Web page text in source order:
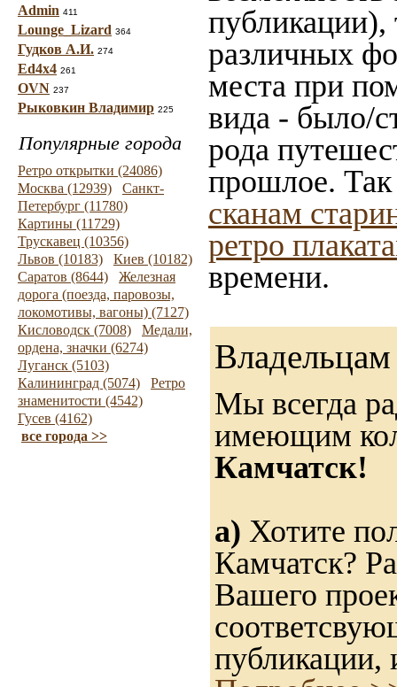
Admin 411
Lounge_Lizard 364
Гудков А.И. 274
Ed4x4 261
OVN 237
Рыковкин Владимир 225
Популярные города
Ретро открытки (24086)
Москва (12939)
Санкт-
Петербург (11780)
Картины (11729)
Трускавец (10356)
Львов (10183)
Киев (10182)
Саратов (8644)
Железная
дорога (поезда, паровозы,
локомотивы, вагоны) (7127)
Кисловодск (7008)
Медали,
ордена, значки (6274)
Луганск (5103)
Калининград (5074)
Ретро
знаменитости (4542)
Гусев (4162)
все города >>
публикации),
различных
места при
вида - было/
рода
прошлое.
сканам
ретро
времени.
Мы всегда
имеющим
Камчатск!
а) Хотите
Камчатск?
Вашего
публикации,